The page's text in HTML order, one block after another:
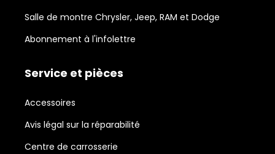
Salle de montre Chrysler, Jeep, RAM et Dodge
Abonnement à l'infolettre
Service et pièces
Accessoires
Avis légal sur la réparabilité
Centre de carrosserie